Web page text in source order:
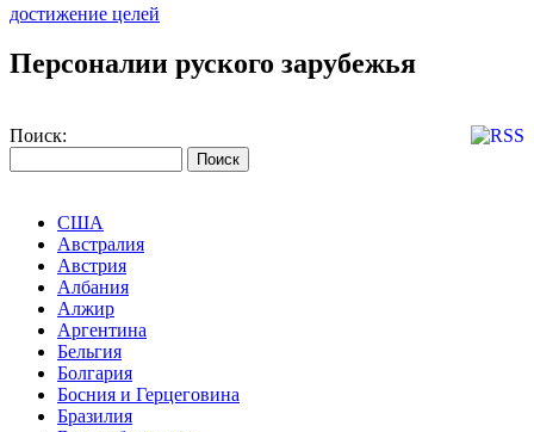
достижение целей
Персоналии руского зарубежья
Поиск:
США
Австралия
Австрия
Албания
Алжир
Аргентина
Бельгия
Болгария
Босния и Герцеговина
Бразилия